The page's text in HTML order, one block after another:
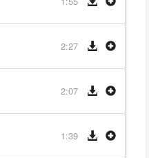
2:27
2:07
1:39